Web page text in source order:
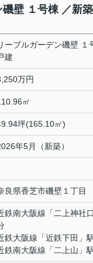
磯壁 １号棟 ／新
ーブルガーデン磯壁 １
建
万円
㎡
坪(165.10㎡)
年5月（新築）
良県香芝市磯壁 １丁目
鉄南大阪線 「 二上神社口
鉄大阪線 「近鉄下田 」
鉄南大阪線 「 二上山 」